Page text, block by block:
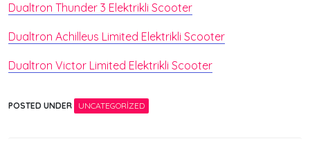
Dualtron Thunder 3 Elektrikli Scooter
Dualtron Achilleus Limited Elektrikli Scooter
Dualtron Victor Limited Elektrikli Scooter
POSTED UNDER UNCATEGORIZED